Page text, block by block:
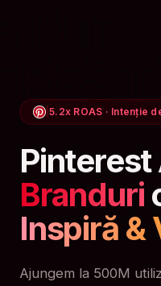
|5.2x ROAS · Intenție
Branduri
Inspiră &
Ajungem la 500M